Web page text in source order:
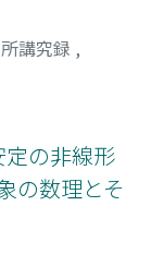
講究録 ,
の非線形
の数理とそ